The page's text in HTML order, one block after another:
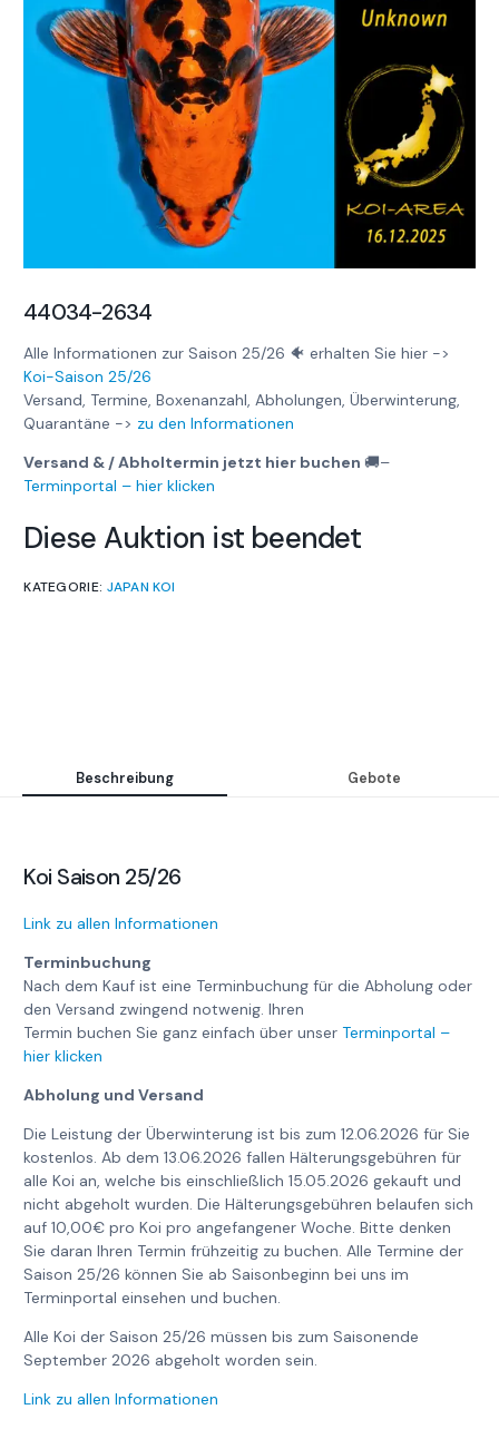
44034-2634
Alle Informationen zur Saison 25/26 🐠 erhalten Sie hier ->
Koi-Saison 25/26
Versand, Termine, Boxenanzahl, Abholungen, Überwinterung,
Quarantäne -> zu den Informationen
Versand & / Abholtermin jetzt hier buchen 🚚–
Terminportal – hier klicken
Diese Auktion ist beendet
KATEGORIE: JAPAN KOI
Beschreibung Gebote
Koi Saison 25/26
Link zu allen Informationen
Terminbuchung
Nach dem Kauf ist eine Terminbuchung für die Abholung oder
den Versand zwingend notwenig. Ihren
Termin buchen Sie ganz einfach über unserTerminportal –
hier klicken
Abholung und Versand
Die Leistung der Überwinterung ist bis zum 12.06.2026 für Sie
kostenlos. Ab dem 13.06.2026 fallen Hälterungsgebühren für
alle Koi an, welche bis einschließlich 15.05.2026 gekauft und
nicht abgeholt wurden. Die Hälterungsgebühren belaufen sich
auf 10,00€ pro Koi pro angefangener Woche. Bitte denken
Sie daran Ihren Termin frühzeitig zu buchen. Alle Termine der
Saison 25/26 können Sie ab Saisonbeginn bei uns im
Terminportal einsehen und buchen.
Alle Koi der Saison 25/26 müssen bis zum Saisonende
September 2026 abgeholt worden sein.
Link zu allen Informationen